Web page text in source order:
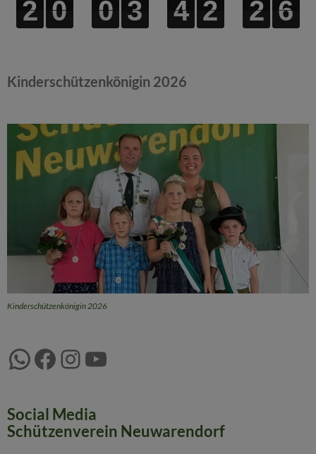
2
2
2
2 0
0
0
0 0
0
0
0 3
3
3
3 4
4
4
4 2
2
2
2 2
2
2
2 6
6
6
6
Kinderschützenkönigin 2026
Kinderschützenkönigin 2026
WhatsApp
Facebook
Instagram
YouTube
Social Media
Schützenverein Neuwarendorf